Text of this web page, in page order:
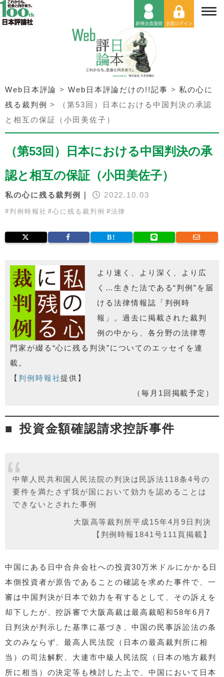
Web日本評論 >Web日本評論だけの!!記事 >私の心に
残る裁判例 >
（第53回）日本における中国判決の承認
と相互の保証（小田美佐子）
（第53回）日本における中国判決の承
認と相互の保証（小田美佐子）
私の心に残る裁判例｜ 2022.10.03
# 判例時報社 #心に残る裁判例 #法律
より速く、より深く、より広
く…生きた法である“判例”を届
ける法律情報誌「判例時
報」。過去に掲載された裁判
例の中から、各分野の法律専
門家が綴る“心に残る判決”についてのエッセイを連
載。
【 判例時報社提供】
（毎月1回掲載予定）
投資金額確認請求控訴事件
中華人民共和国人民法院の判決は民訴法118条4号の
要件を満たさず我が国において効力を認めることは
できないとされた事例
大阪高等裁判所平成15年4月9日判決
【判例時報1841号111頁掲載】
中国にある日中合弁会社への投資30万米ドルにかかる日
本側投資者が原告であることの確認を求めた事件で、一
審は中国判決が日本で効力を有するとして、その訴えを
却下したが、控訴審で大阪高裁は最高裁昭和58年6月7
日判決が判示した基準に基づき、中国の民事訴訟法の条
文のみならず、最高人民法院（日本の最高裁判所に相
当）の司法解釈、大連市中級人民法院（日本の地方裁判
所に相当）の決定等も検討した上で、中国において日本